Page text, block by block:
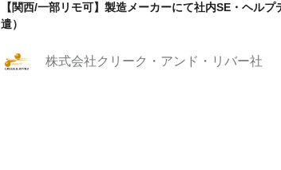
【関西/一部リモ可】製造メーカーにて社内SE・ヘル
遣）
株式会社クリーク・アンド・リバー社